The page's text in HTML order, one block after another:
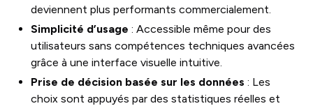
deviennent plus performants commercialement.
Simplicité d’usage : Accessible même pour des
utilisateurs sans compétences techniques avancées
grâce à une interface visuelle intuitive.
Prise de décision basée sur les données : Les
choix sont appuyés par des statistiques réelles et